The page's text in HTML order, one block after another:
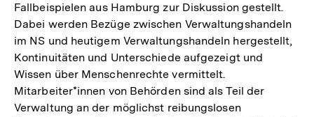
Fallbeispielen aus Hamburg zur Diskussion gestellt.
Dabei werden Bezüge zwischen Verwaltungshandeln
im NS und heutigem Verwaltungshandeln hergestellt,
Kontinuitäten und Unterschiede aufgezeigt und
Wissen über Menschenrechte vermittelt.
Mitarbeiter*innen von Behörden sind als Teil der
Verwaltung an der möglichst reibungslosen